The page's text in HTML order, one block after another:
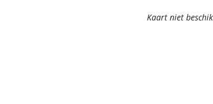
Kaart niet